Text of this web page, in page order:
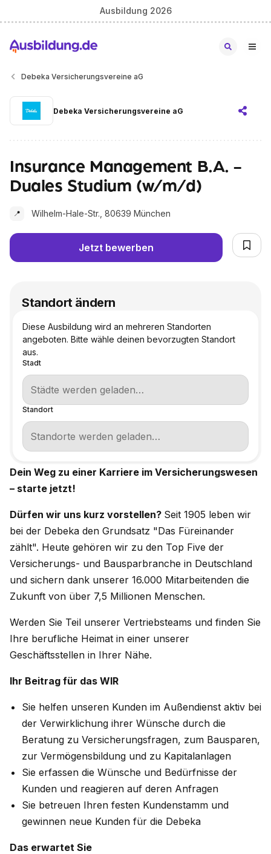
Ausbildung 2026
Debeka Versicherungsvereine aG
Debeka Versicherungsvereine aG
Insurance Management B.A. -
Duales Studium (w/m/d)
📍 Wilhelm-Hale-Str., 80639 München
Jetzt bewerben
Dein Weg zu einer Karriere im Versicherungswesen
– starte jetzt!
Dürfen wir uns kurz vorstellen? Seit 1905 leben wir
bei der Debeka den Grundsatz "Das Füreinander
zählt". Heute gehören wir zu den Top Five der
Versicherungs- und Bausparbranche in Deutschland
und sichern dank unserer 16.000 Mitarbeitenden die
Zukunft von über 7,5 Millionen Menschen.
Werden Sie Teil unserer Vertriebsteams und finden Sie
Ihre berufliche Heimat in einer unserer
Geschäftsstellen in Ihrer Nähe.
Ihr Beitrag für das WIR
Sie helfen unseren Kunden im Außendienst aktiv bei
der Verwirklichung ihrer Wünsche durch die
Beratung zu Versicherungsfragen, zum Bausparen,
zur Vermögensbildung und zu Kapitalanlagen
Sie erfassen die Wünsche und Bedürfnisse der
Kunden und reagieren auf deren Anfragen
Sie betreuen Ihren festen Kundenstamm und
gewinnen neue Kunden für die Debeka
Das erwartet Sie
Standort ändern
Diese Ausbildung wird an mehreren Standorten
angeboten. Bitte wähle deinen bevorzugten Standort
aus.
Stadt
Standort